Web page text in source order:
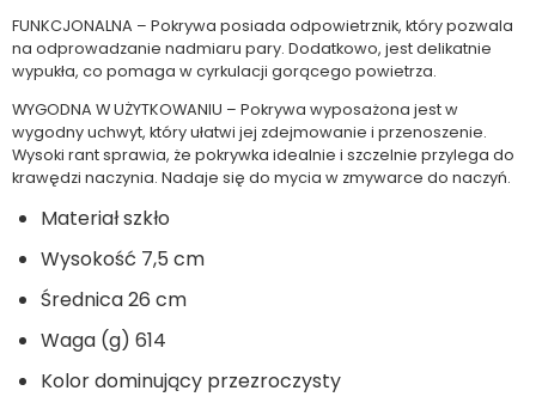
FUNKCJONALNA – Pokrywa posiada odpowietrznik, który pozwala
na odprowadzanie nadmiaru pary. Dodatkowo, jest delikatnie
wypukła, co pomaga w cyrkulacji gorącego powietrza.
WYGODNA W UŻYTKOWANIU – Pokrywa wyposażona jest w
wygodny uchwyt, który ułatwi jej zdejmowanie i przenoszenie.
Wysoki rant sprawia, że pokrywka idealnie i szczelnie przylega do
krawędzi naczynia. Nadaje się do mycia w zmywarce do naczyń.
Materiał szkło
Wysokość 7,5 cm
Średnica 26 cm
Waga (g) 614
Kolor dominujący przezroczysty